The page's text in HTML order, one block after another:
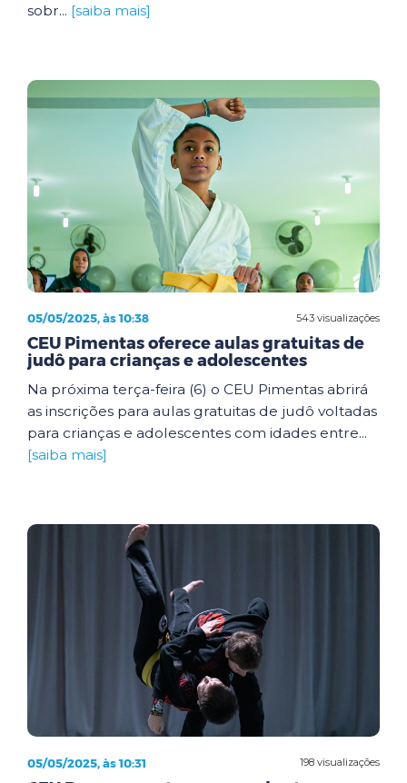
sobr... [saiba mais]
543 visualizações
05/05/2025, às 10:38
CEU Pimentas oferece aulas gratuitas de
judô para crianças e adolescentes
Na próxima terça-feira (6) o CEU Pimentas abrirá
as inscrições para aulas gratuitas de judô voltadas
para crianças e adolescentes com idades entre...
[saiba mais]
198 visualizações
05/05/2025, às 10:31